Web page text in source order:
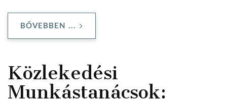
BŐVEBBEN ...
Közlekedési
Munkástanácsok: